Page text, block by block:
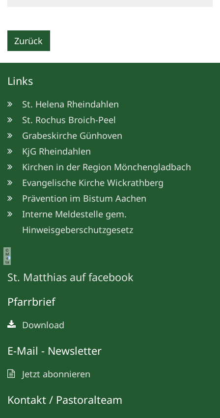
Zurück
Links
St. Helena Rheindahlen
St. Rochus Broich-Peel
Grabeskirche Günhoven
KjG Rheindahlen
Kirchen in der Region Mönchengladbach
Evangelische Kirche Wickrathberg
Prävention im Bistum Aachen
Interne Meldestelle gem.
Hinweisgeberschutzgesetz
©
M
e
ta
St. Matthias auf facebook
Pfarrbrief
Download
E-Mail - Newsletter
Jetzt abonnieren
Kontakt / Pastoralteam